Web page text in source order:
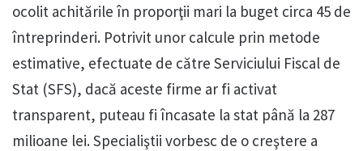
ocolit achitările în proporţii mari la buget circa 45 de
întreprinderi. Potrivit unor calcule prin metode
estimative, efectuate de către Serviciului Fiscal de
Stat (SFS), dacă aceste firme ar fi activat
transparent, puteau fi încasate la stat până la 287
milioane lei. Specialiştii vorbesc de o creştere a